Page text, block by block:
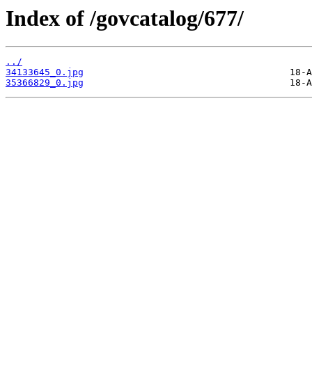
Index of /govcatalog/677/
../
34133645_0.jpg
35366829_0.jpg